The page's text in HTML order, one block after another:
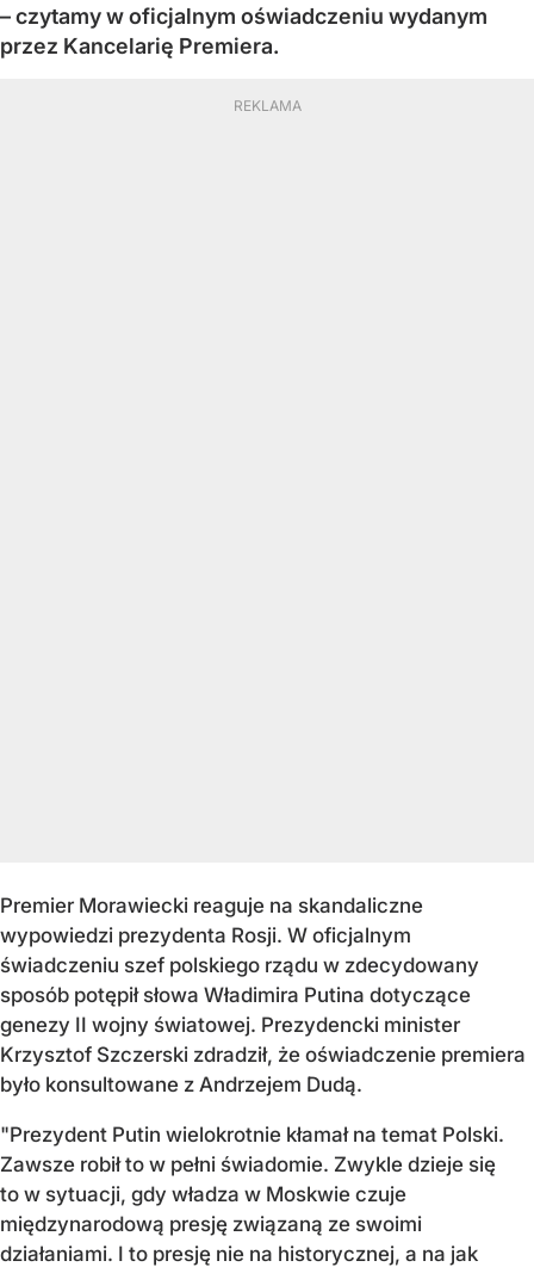
– czytamy w oficjalnym oświadczeniu wydanym
przez Kancelarię Premiera.
Premier Morawiecki reaguje na skandaliczne
wypowiedzi prezydenta Rosji. W oficjalnym
świadczeniu szef polskiego rządu w zdecydowany
sposób potępił słowa Władimira Putina dotyczące
genezy II wojny światowej. Prezydencki minister
Krzysztof Szczerski zdradził, że oświadczenie premiera
było konsultowane z Andrzejem Dudą.
"Prezydent Putin wielokrotnie kłamał na temat Polski.
Zawsze robił to w pełni świadomie. Zwykle dzieje się
to w sytuacji, gdy władza w Moskwie czuje
międzynarodową presję związaną ze swoimi
działaniami. I to presję nie na historycznej, a na jak